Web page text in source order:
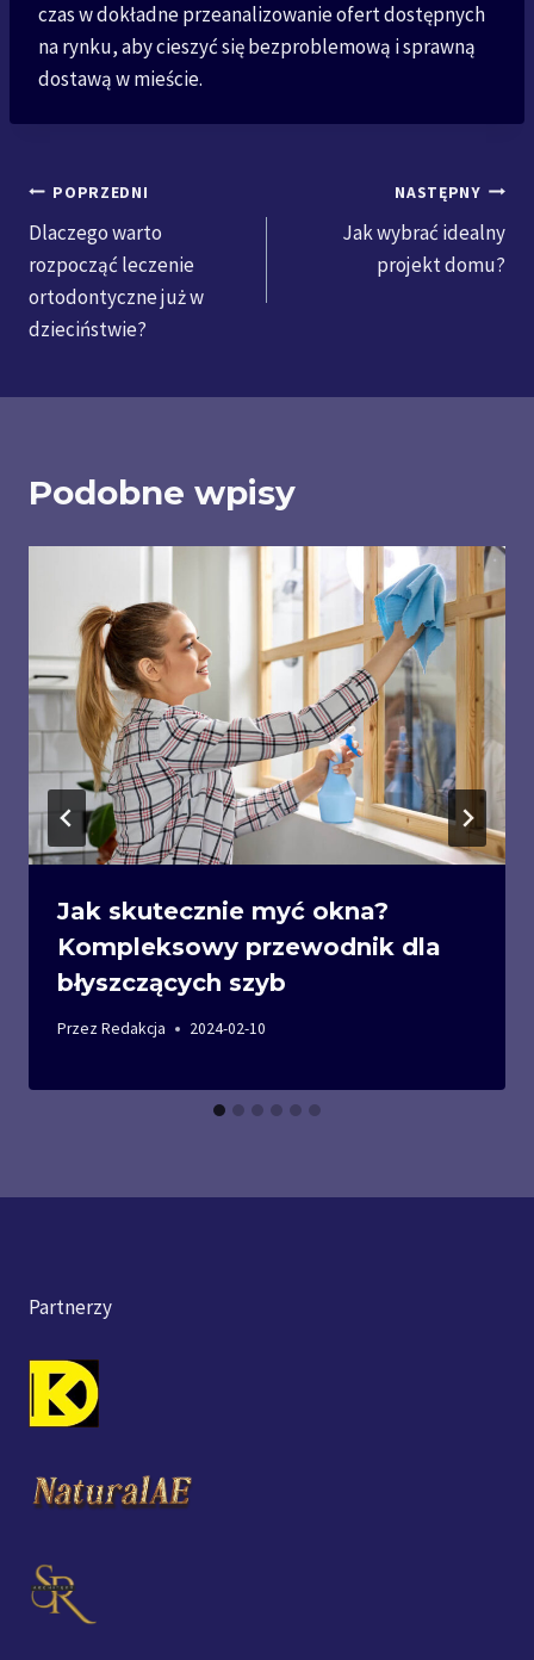
czas w dokładne przeanalizowanie ofert dostępnych
na rynku, aby cieszyć się bezproblemową i sprawną
dostawą w mieście.
Nawigacja
wpisu
POPRZEDNI
Dlaczego warto
rozpocząć leczenie
ortodontyczne już w
dzieciństwie?
NASTĘPNY
Jak wybrać idealny
projekt domu?
Podobne wpisy
Jak skutecznie myć okna?
Kompleksowy przewodnik dla
błyszczących szyb
PrzezRedakcja 2024-02-10
Partnerzy